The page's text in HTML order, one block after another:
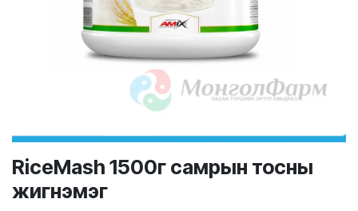
RiceMash 1500г самрын тосны
жигнэмэг